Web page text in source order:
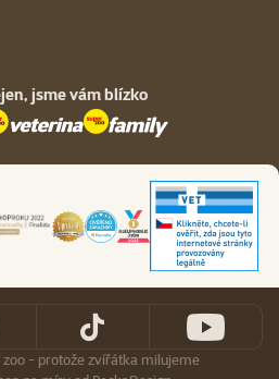
jsme vám blízko
- protože zvířátka milujeme